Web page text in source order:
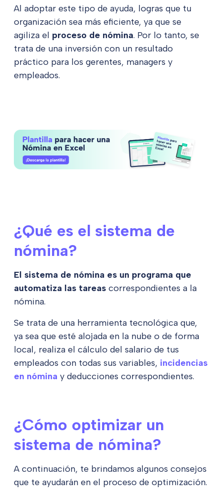
Al adoptar este tipo de ayuda, logras que tu
organización sea más eficiente, ya que se
agiliza el proceso de nómina. Por lo tanto, se
trata de una inversión con un resultado
práctico para los gerentes, managers y
empleados.
¿Qué es el sistema de
nómina?
El sistema de nómina es un programa que
automatiza las tareas correspondientes a la
nómina.
Se trata de una herramienta tecnológica que,
ya sea que esté alojada en la nube o de forma
local, realiza el cálculo del salario de tus
empleados con todas sus variables, incidencias
en nómina y deducciones correspondientes.
¿Cómo optimizar un
sistema de nómina?
A continuación, te brindamos algunos consejos
que te ayudarán en el proceso de optimización.